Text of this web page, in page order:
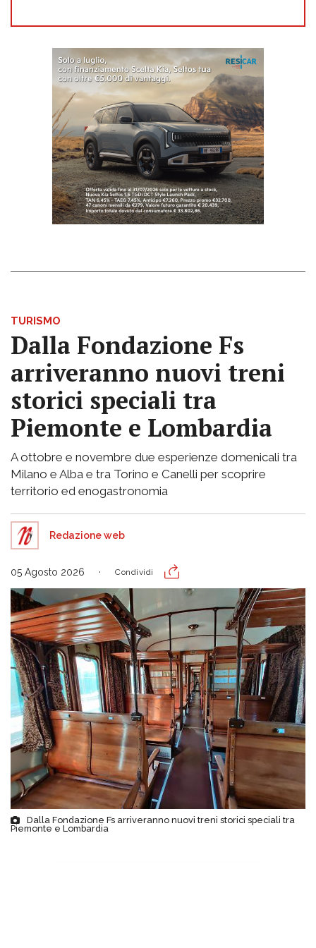
TURISMO
Dalla Fondazione Fs
arriveranno nuovi treni
storici speciali tra
Piemonte e Lombardia
A ottobre e novembre due esperienze domenicali tra
Milano e Alba e tra Torino e Canelli per scoprire
territorio ed enogastronomia
Redazione web
05 Agosto 2026 Condividi
Dalla Fondazione Fs arriveranno nuovi treni storici speciali tra
Piemonte e Lombardia